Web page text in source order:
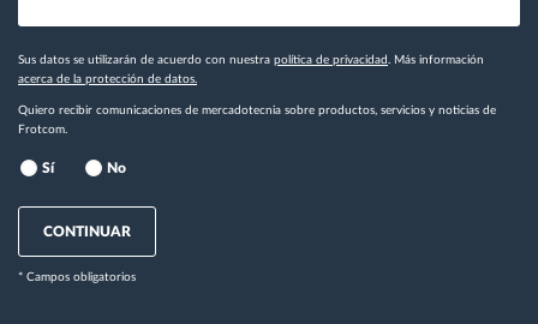
Sus datos se utilizarán de acuerdo con nuestra política de privacidad . Más información
acerca de la protección de datos.
Quiero recibir comunicaciones de mercadotecnia sobre productos, servicios y noticias de
Frotcom.
Sí No
CONTINUAR
* Campos obligatorios